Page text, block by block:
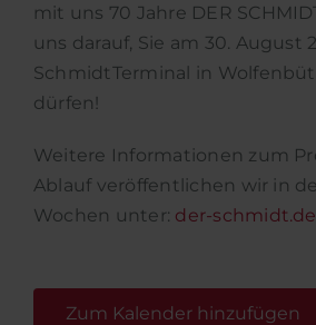
mit uns 70 Jahre DER
uns darauf, Sie am 30. August
SchmidtTerminal in
dürfen!
Weitere Informationen zum
Ablauf veröffentlichen wir in
Wochen unter: der-
Zum Kalender hinzufügen